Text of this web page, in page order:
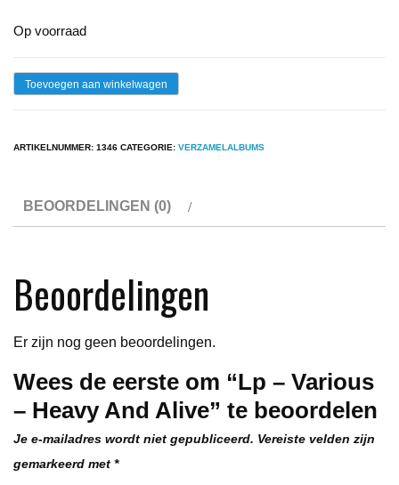
Op voorraad
Lp
And
Toevoegen aan winkelwagen
ARTIKELNUMMER: 1346 CATEGORIE: VERZAMELALBUMS
BEOORDELINGEN (0)
Beoordelingen
Er zijn nog geen beoordelingen.
Wees de eerste om “Lp – Various
– Heavy And Alive” te beoordelen
Je e-mailadres wordt niet gepubliceerd. Vereiste velden zijn
gemarkeerd met *